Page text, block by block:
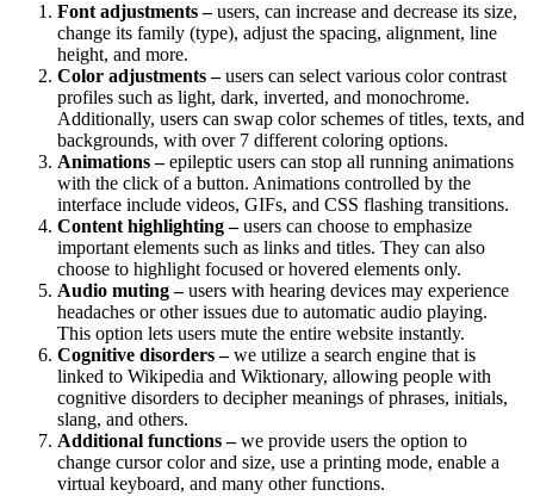
Font adjustments –users, can increase and decrease its size,
change its family (type), adjust the spacing, alignment, line
height, and more.
Color adjustments –users can select various color contrast
profiles such as light, dark, inverted, and monochrome.
Additionally, users can swap color schemes of titles, texts, and
backgrounds, with over 7 different coloring options.
Animations –epileptic users can stop all running animations
with the click of a button. Animations controlled by the
interface include videos, GIFs, and CSS flashing transitions.
Content highlighting –users can choose to emphasize
important elements such as links and titles. They can also
choose to highlight focused or hovered elements only.
Audio muting –users with hearing devices may experience
headaches or other issues due to automatic audio playing.
This option lets users mute the entire website instantly.
Cognitive disorders –we utilize a search engine that is
linked to Wikipedia and Wiktionary, allowing people with
cognitive disorders to decipher meanings of phrases, initials,
slang, and others.
Additional functions –we provide users the option to
change cursor color and size, use a printing mode, enable a
virtual keyboard, and many other functions.